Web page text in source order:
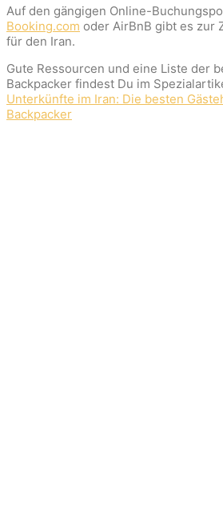
Auf den gängigen Online-
Booking.com oder AirBnB gibt es zur
für den Iran.
Gute Ressourcen und eine Liste der
Backpacker findest Du im
Unterkünfte im Iran: Die besten
Backpacker